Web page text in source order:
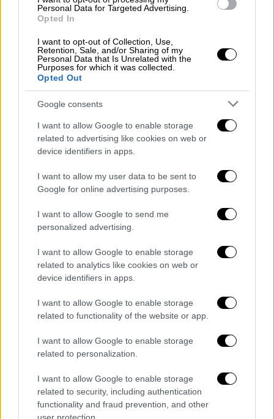
Personal Data for Targeted Advertising.
Opted In
I want to opt-out of Collection, Use,
Retention, Sale, and/or Sharing of my
Personal Data that Is Unrelated with the
Purposes for which it was collected.
Opted Out
Google consents
I want to allow Google to enable storage
related to advertising like cookies on web or
device identifiers in apps.
I want to allow my user data to be sent to
Google for online advertising purposes.
I want to allow Google to send me
personalized advertising.
I want to allow Google to enable storage
related to analytics like cookies on web or
device identifiers in apps.
I want to allow Google to enable storage
related to functionality of the website or app.
I want to allow Google to enable storage
related to personalization.
I want to allow Google to enable storage
related to security, including authentication
functionality and fraud prevention, and other
παίρνουμε ναρκωτικά, ώστε όταν θα πήγαινα
αστυνομία
ναρκομανής και να φαινόταν ότι εγώ τον
προσέγγισα για να κάνω ραντεβού και να
βγάζω χρήματα για τη δόση μου».
Σατανιστικές πρακτικές και ακραίες
συμπεριφορές
Η γυναίκα προχώρησε σεσοκαριστικές
περιγραφές των πράξεων του
σατανιστής. Είχα ζήσει καταστάσεις που
έκοβε τα χέρια του, ρούφαγε το αίμα και
ούρλιαζε». Οι περιγραφές αυτές ενισχύουν
την εικόνα ενός ακραίου ψυχολογικού και
σωματικού ελέγχου, που ασκούσε ο